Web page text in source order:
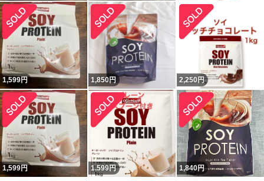
1,599円 1,850円 2,250 円
1,599円 1,599円 1,840円